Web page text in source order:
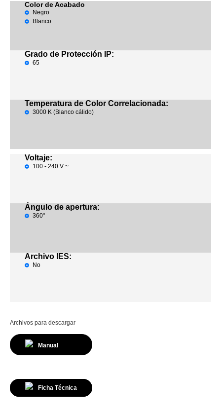
Color de Acabado
Negro
Blanco
Grado de Protección IP:
65
Temperatura de Color Correlacionada:
3000 K (Blanco cálido)
Voltaje:
100 - 240 V ~
Ángulo de apertura:
360°
Archivo IES:
No
Archivos para descargar
Manual
Ficha Técnica